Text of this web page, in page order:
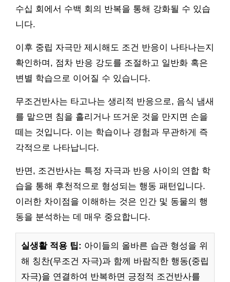
수십 회에서 수백 회의 반복을 통해 강화될 수 있습
니다.
이후 중립 자극만 제시해도 조건 반응이 나타나는지
확인하며, 점차 반응 강도를 조절하고 일반화 혹은
변별 학습으로 이어질 수 있습니다.
무조건반사는 타고나는 생리적 반응으로, 음식 냄새
를 맡으면 침을 흘리거나 뜨거운 것을 만지면 손을
떼는 것입니다. 이는 학습이나 경험과 무관하게 즉
각적으로 나타납니다.
반면, 조건반사는 특정 자극과 반응 사이의 연합 학
습을 통해 후천적으로 형성되는 행동 패턴입니다.
이러한 차이점을 이해하는 것은 인간 및 동물의 행
동을 분석하는 데 매우 중요합니다.
실생활 적용 팁: 아이들의 올바른 습관 형성을 위
해 칭찬(무조건 자극)과 함께 바람직한 행동(중립
자극)을 연결하여 반복하면 긍정적 조건반사를